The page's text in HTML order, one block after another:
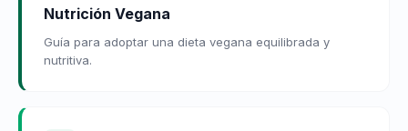
Nutrición Vegana
Guía para adoptar una dieta vegana equilibrada y
nutritiva.